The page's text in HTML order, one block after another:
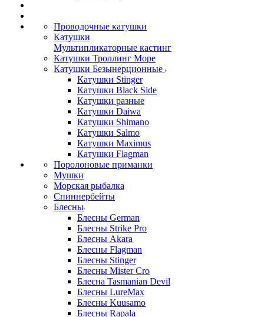
Проводочные катушки
Катушки
Мультипликаторные кастинг
Катушки Троллинг Море
Катушки Безынерционные
Катушки Stinger
Катушки Black Side
Катушки разные
Катушки Daiwa
Катушки Shimano
Катушки Salmo
Катушки Maximus
Катушки Flagman
Поролоновые приманки
Мушки
Морская рыбалка
Спиннербейты
Блесны
Блесны German
Блесны Strike Pro
Блесны Akara
Блесны Flagman
Блесны Stinger
Блесны Mister Cro
Блесна Tasmanian Devil
Блесны LureMax
Блесны Kuusamo
Блесны Rapala